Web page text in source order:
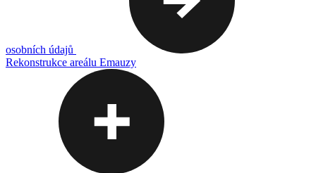
osobních údajů
Rekonstrukce areálu Emauzy